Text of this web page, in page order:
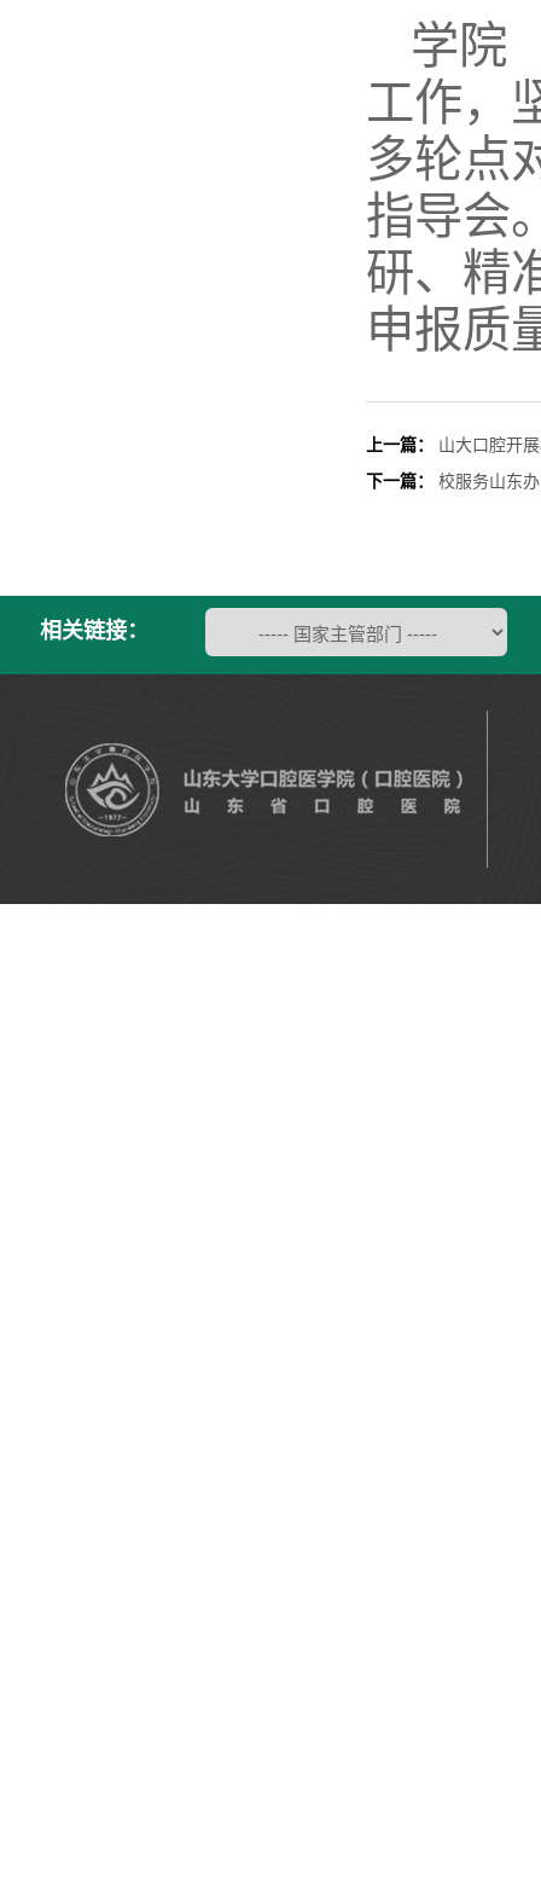
学院
工作，
多轮点
指导会
研、精
申报质
上一篇：
山大口腔开
下一篇：
校服务山东
相关链接：